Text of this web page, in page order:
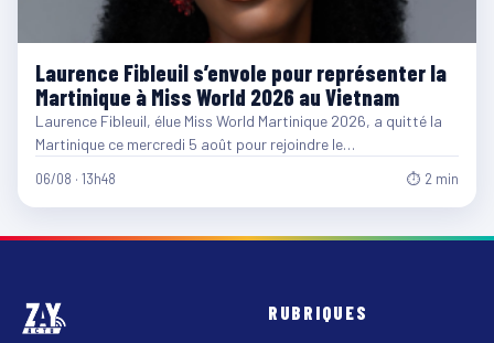
Laurence Fibleuil s’envole pour représenter la
Martinique à Miss World 2026 au Vietnam
Laurence Fibleuil, élue Miss World Martinique 2026, a quitté la
Martinique ce mercredi 5 août pour rejoindre le…
06/08 · 13h48 ⏱ 2 min
RUBRIQUES